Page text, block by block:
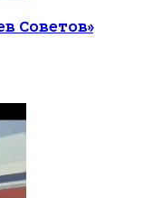
Советов»